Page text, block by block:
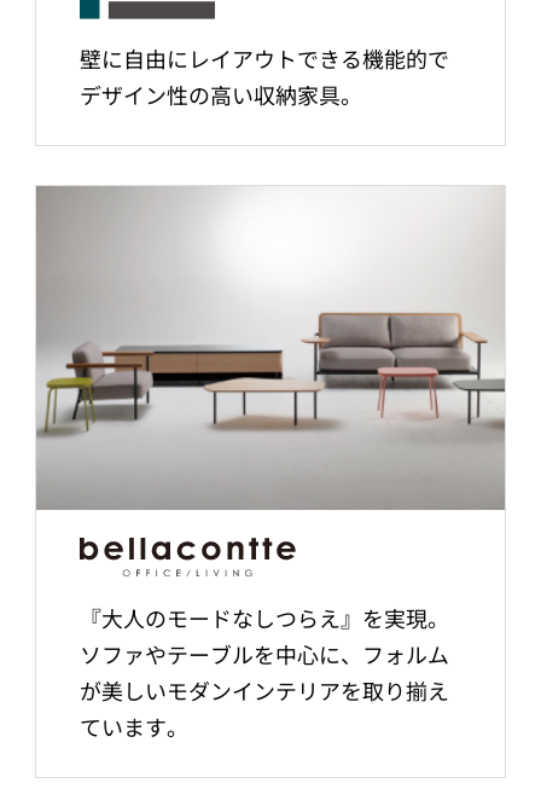
壁に自由にレイアウトできる機能的で
デザイン性の高い収納家具。
『大人のモードなしつらえ』を実現。
ソファやテーブルを中心に、フォルム
が美しいモダンインテリアを取り揃え
ています。